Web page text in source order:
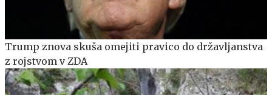
Trump znova skuša omejiti pravico do državljanstva
z rojstvom v ZDA